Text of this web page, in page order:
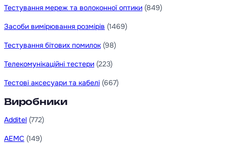
Тестування мереж та волоконної оптики (849)
Засоби вимірювання розмірів (1469)
Тестування бітових помилок (98)
Телекомунікаційні тестери (223)
Тестові аксесуари та кабелі (667)
Виробники
Additel (772)
AEMC (149)